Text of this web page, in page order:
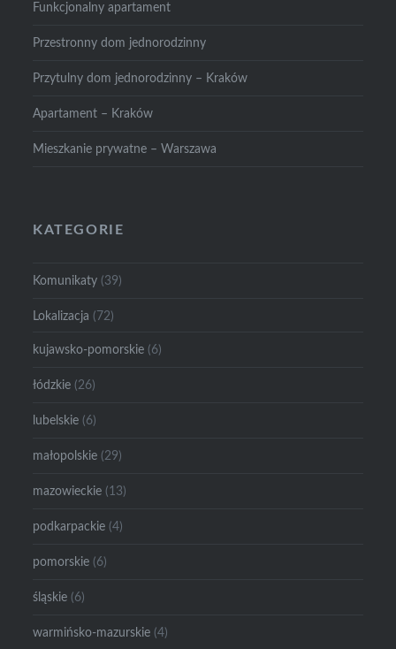
Funkcjonalny apartament
Przestronny dom jednorodzinny
Przytulny dom jednorodzinny – Kraków
Apartament – Kraków
Mieszkanie prywatne – Warszawa
KATEGORIE
Komunikaty (39)
Lokalizacja (72)
kujawsko-pomorskie (6)
łódzkie (26)
lubelskie (6)
małopolskie (29)
mazowieckie (13)
podkarpackie (4)
pomorskie (6)
śląskie (6)
warmińsko-mazurskie (4)